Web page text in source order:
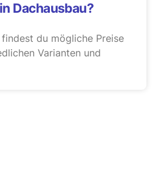
Dachausbau?
du mögliche Preise
Varianten und